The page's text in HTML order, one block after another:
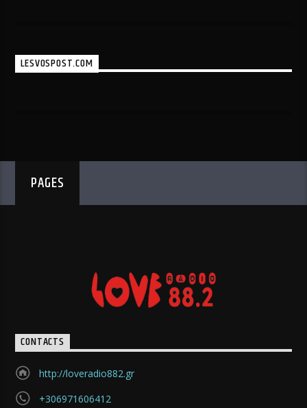
LESVOSPOST.COM
PAGES
CONTACTS
http://loveradio882.gr
+306971606412